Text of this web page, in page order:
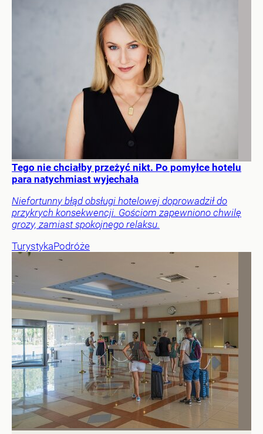
Tego nie chciałby przeżyć nikt. Po pomyłce hotelu
para natychmiast wyjechała
Niefortunny błąd obsługi hotelowej doprowadził do
przykrych konsekwencji. Gościom zapewniono chwilę
grozy, zamiast spokojnego relaksu.
TurystykaPodróże